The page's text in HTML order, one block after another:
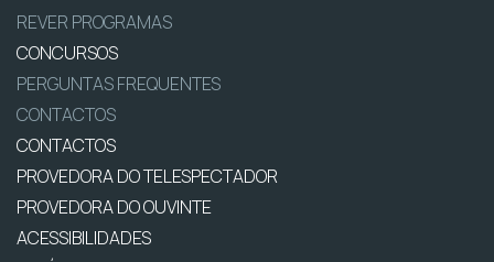
REVER PROGRAMAS
CONCURSOS
PERGUNTAS FREQUENTES
CONTACTOS
CONTACTOS
PROVEDORA DO TELESPECTADOR
PROVEDORA DO OUVINTE
ACESSIBILIDADES